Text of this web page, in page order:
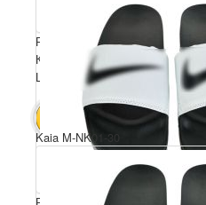
Розмірний ряд: 36-40
Комплектація ящика: 10
Ціна за пару: 5 $
В КОШИК 50 $
Kaia M-NK01-30